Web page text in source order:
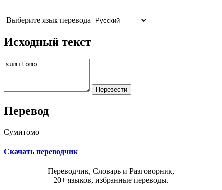
Выберите язык перевода
Исходный текст
Перевод
Сумитомо
Скачать переводчик
Переводчик, Словарь и Разговорник,
20+ языков, избранные переводы.